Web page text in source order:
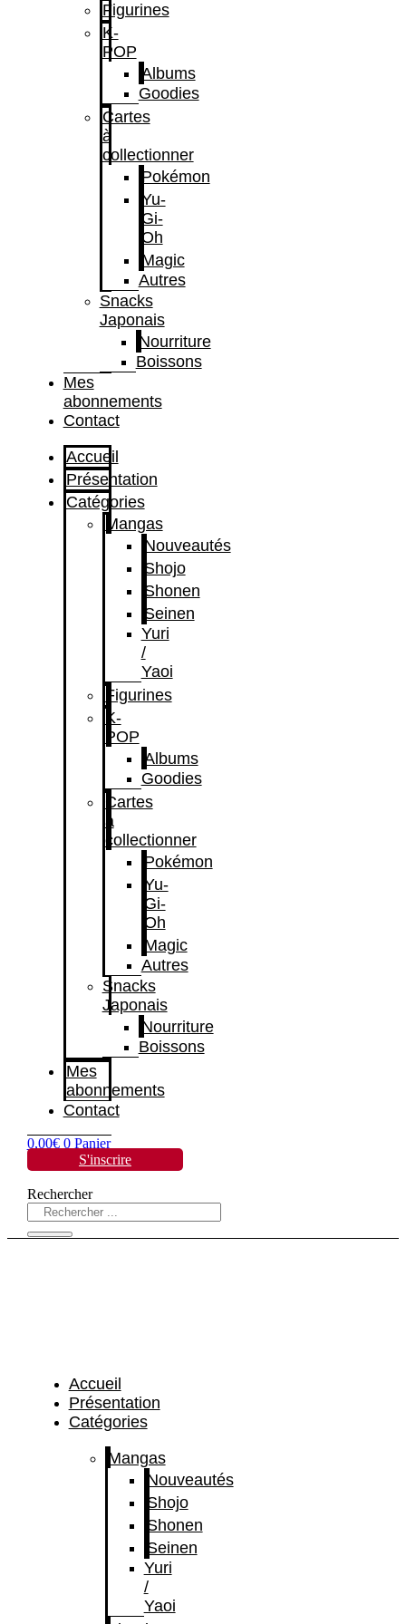
Figurines
K-
POP
Albums
Goodies
Cartes
à
collectionner
Pokémon
Yu-
Gi-
Oh
Magic
Autres
Snacks
Japonais
Nourriture
Boissons
Mes
abonnements
Contact
Accueil
Présentation
Catégories
Mangas
Nouveautés
Shojo
Shonen
Seinen
Yuri
/
Yaoi
Figurines
K-
POP
Albums
Goodies
Cartes
à
collectionner
Pokémon
Yu-
Gi-
Oh
Magic
Autres
Snacks
Japonais
Nourriture
Boissons
Mes
abonnements
Contact
0,00€ 0 Panier
S'inscrire
Rechercher
Accueil
Présentation
Catégories
Mangas
Nouveautés
Shojo
Shonen
Seinen
Yuri
/
Yaoi